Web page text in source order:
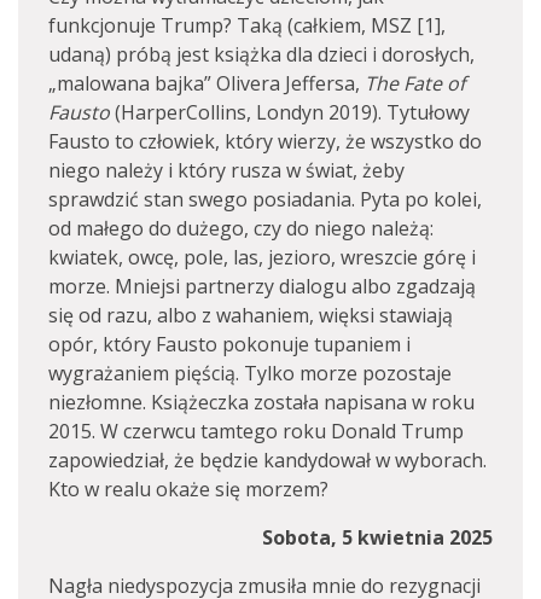
funkcjonuje Trump? Taką (całkiem, MSZ [1],
udaną) próbą jest książka dla dzieci i dorosłych,
„malowana bajka” Olivera Jeffersa, The Fate of
Fausto(HarperCollins, Londyn 2019). Tytułowy
Fausto to człowiek, który wierzy, że wszystko do
niego należy i który rusza w świat, żeby
sprawdzić stan swego posiadania. Pyta po kolei,
od małego do dużego, czy do niego należą:
kwiatek, owcę, pole, las, jezioro, wreszcie górę i
morze. Mniejsi partnerzy dialogu albo zgadzają
się od razu, albo z wahaniem, więksi stawiają
opór, który Fausto pokonuje tupaniem i
wygrażaniem pięścią. Tylko morze pozostaje
niezłomne. Książeczka została napisana w roku
2015. W czerwcu tamtego roku Donald Trump
zapowiedział, że będzie kandydował w wyborach.
Kto w realu okaże się morzem?
Sobota, 5 kwietnia 2025
Nagła niedyspozycja zmusiła mnie do rezygnacji